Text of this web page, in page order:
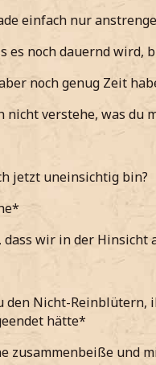
etwas erreichen.
etwas möchten und
der die Schlammblut-
dass du nicht von
aber es wäre dumm,
sage*
dass ich dieseWörter
sie nennst. Das
selbst
jedes Nicht-
sind.
aber ich würde mir
hat. Das wäre ein
einfach nur
es noch dauernd
noch genug Zeit
nicht verstehe, was du
jetzt uneinsichtig bin?
dass wir in der Hinsicht
den Nicht-Reinblütern,
hätte*
zusammenbeiße und